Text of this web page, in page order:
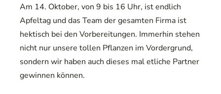
Am 14. Oktober, von 9 bis 16 Uhr, ist endlich
Apfeltag und das Team der gesamten Firma ist
hektisch bei den Vorbereitungen. Immerhin stehen
nicht nur unsere tollen Pflanzen im Vordergrund,
sondern wir haben auch dieses mal etliche Partner
gewinnen können.